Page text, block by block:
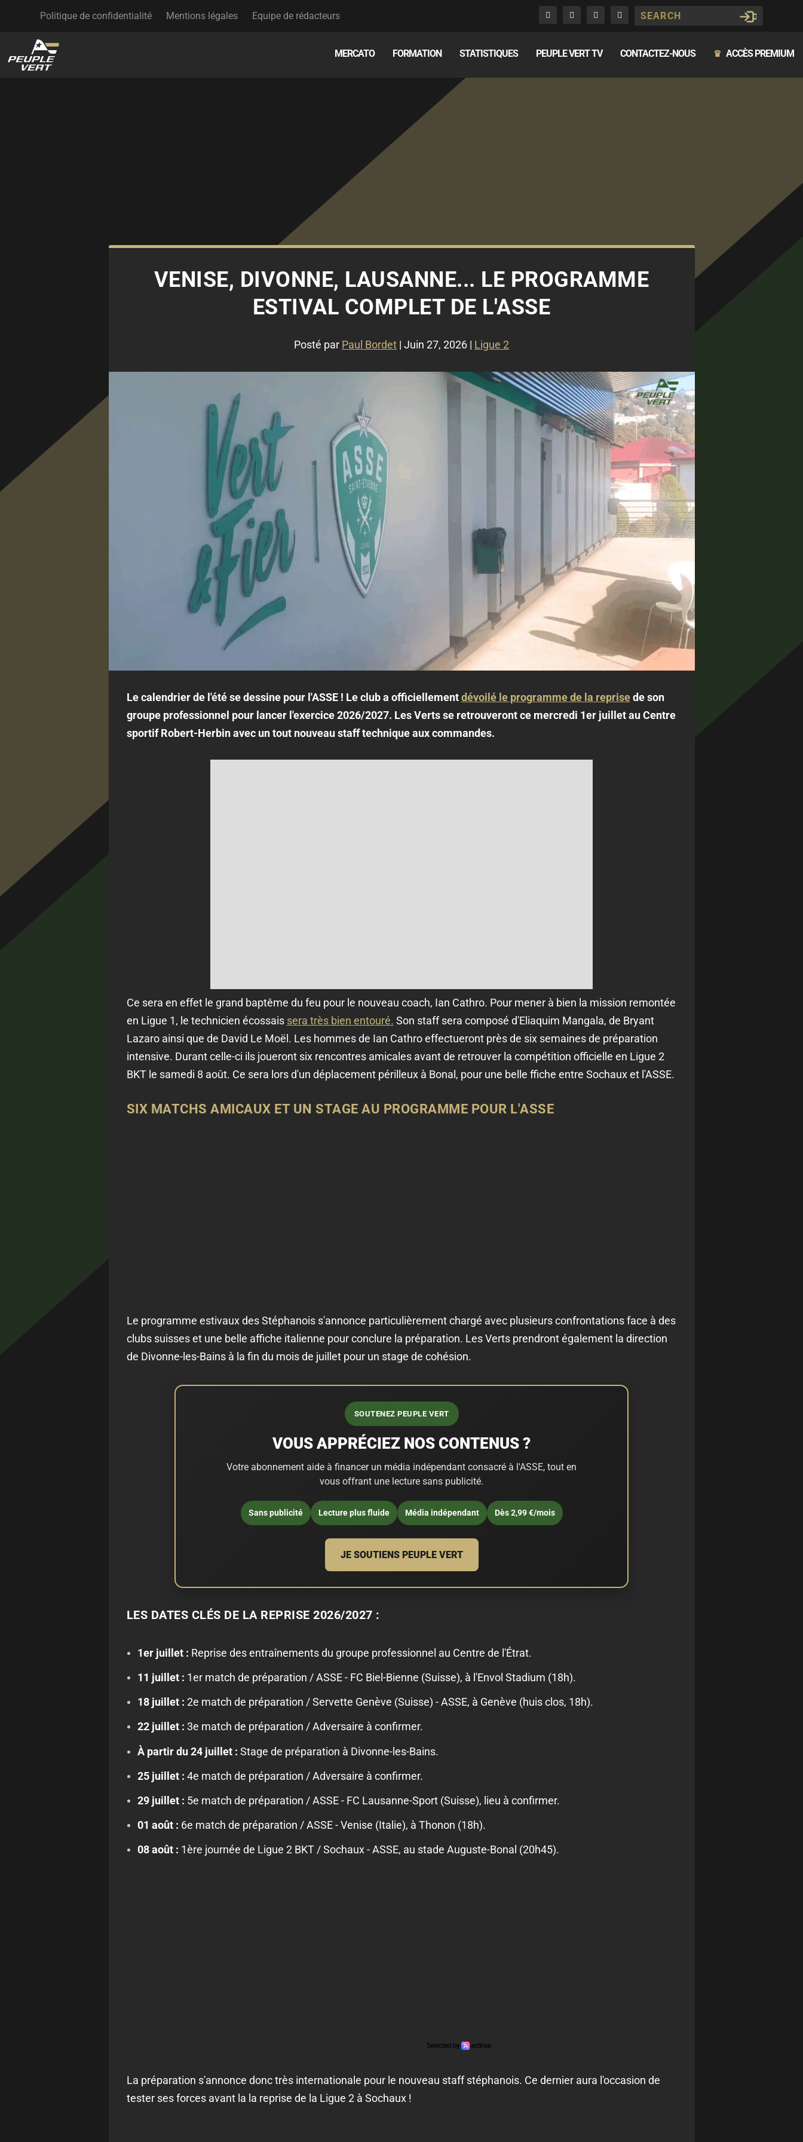
Politique de confidentialité Mentions légales Equipe de rédacteurs
MERCATO FORMATION STATISTIQUES PEUPLE VERT TV CONTACTEZ-NOUS ♛ ACCÈS PREMIUM
VENISE, DIVONNE, LAUSANNE... LE PROGRAMME
ESTIVAL COMPLET DE L'ASSE
Posté par Paul Bordet | Juin 27, 2026 | Ligue 2
Le calendrier de l'été se dessine pour l'ASSE ! Le club a officiellementdévoilé le programme de la reprisede son
groupe professionnel pour lancer l'exercice 2026/2027. Les Verts se retrouveront ce mercredi 1er juillet au Centre
sportif Robert-Herbin avec un tout nouveau staff technique aux commandes.
Ce sera en effet le grand baptême du feu pour le nouveau coach, Ian Cathro. Pour mener à bien la mission remontée
en Ligue 1, le technicien écossais sera très bien entouré. Son staff sera composé d'Eliaquim Mangala, de Bryant
Lazaro ainsi que de David Le Moël. Les hommes de Ian Cathro effectueront près de six semaines de préparation
intensive. Durant celle-ci ils joueront six rencontres amicales avant de retrouver la compétition officielle en Ligue 2
BKT le samedi 8 août. Ce sera lors d'un déplacement périlleux à Bonal, pour une belle ffiche entre Sochaux et l'ASSE.
SIX MATCHS AMICAUX ET UN STAGE AU PROGRAMME POUR L'ASSE
Le programme estivaux des Stéphanois s'annonce particulièrement chargé avec plusieurs confrontations face à des
clubs suisses et une belle affiche italienne pour conclure la préparation. Les Verts prendront également la direction
de Divonne-les-Bains à la fin du mois de juillet pour un stage de cohésion.
SOUTENEZ PEUPLE VERT
VOUS APPRÉCIEZ NOS CONTENUS ?
Votre abonnement aide à financer un média indépendant consacré à l'ASSE, tout en
vous offrant une lecture sans publicité.
Sans publicité Lecture plus fluide Média indépendant Dès 2,99 €/mois
JE SOUTIENS PEUPLE VERT
LES DATES CLÉS DE LA REPRISE 2026/2027 :
1er juillet : Reprise des entraînements du groupe professionnel au Centre de l'Étrat.
11 juillet : 1er match de préparation / ASSE - FC Biel-Bienne (Suisse), à l'Envol Stadium (18h).
18 juillet : 2e match de préparation / Servette Genève (Suisse) - ASSE, à Genève (huis clos, 18h).
22 juillet : 3e match de préparation / Adversaire à confirmer.
À partir du 24 juillet : Stage de préparation à Divonne-les-Bains.
25 juillet : 4e match de préparation / Adversaire à confirmer.
29 juillet : 5e match de préparation / ASSE - FC Lausanne-Sport (Suisse), lieu à confirmer.
01 août : 6e match de préparation / ASSE - Venise (Italie), à Thonon (18h).
08 août : 1ère journée de Ligue 2 BKT / Sochaux - ASSE, au stade Auguste-Bonal (20h45).
La préparation s'annonce donc très internationale pour le nouveau staff stéphanois. Ce dernier aura l'occasion de
tester ses forces avant la la reprise de la Ligue 2 à Sochaux !